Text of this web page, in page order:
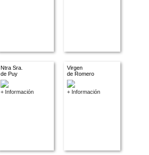
Ntra Sra.
de Puy
+ Información
Virgen
de Romero
+ Información